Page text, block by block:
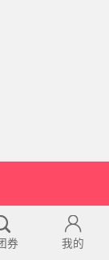
券 我的